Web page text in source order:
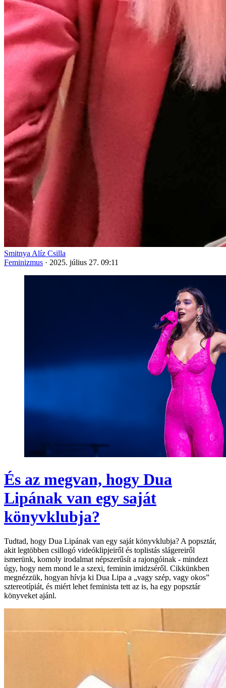
Smitnya Alíz Csilla
Feminizmus · 2025. július 27. 09:11
És az megvan, hogy Dua
Lipának van egy saját
könyvklubja?
Tudtad, hogy Dua Lipának van egy saját könyvklubja? A popsztár,
akit legtöbben csillogó videóklipjeiről és toplistás slágereiről
ismerünk, komoly irodalmat népszerűsít a rajongóinak - mindezt
úgy, hogy nem mond le a szexi, feminin imidzséről. Cikkünkben
megnézzük, hogyan hívja ki Dua Lipa a „vagy szép, vagy okos”
sztereotípiát, és miért lehet feminista tett az is, ha egy popsztár
könyveket ajánl.